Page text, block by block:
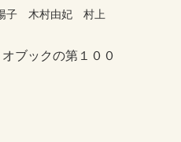
子 木村由妃 村上
ブックの第１００